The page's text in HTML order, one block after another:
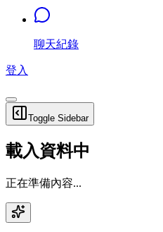
聊天紀錄
登入
Toggle Sidebar
載入資料中
正在準備內容...